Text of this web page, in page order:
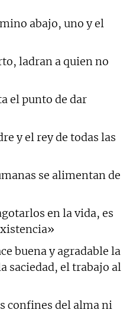
abajo, uno y el
ladran a quien no
el punto de dar
y el rey de todas las
se alimentan de
en la vida, es
buena y agradable la
saciedad, el trabajo al
confines del alma ni